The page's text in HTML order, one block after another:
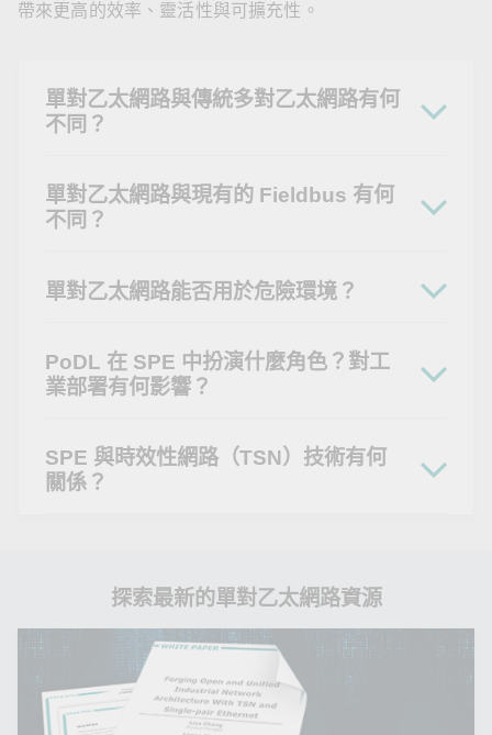
帶來更高的效率、靈活性與可擴充性。
單對乙太網路與傳統多對乙太網路有何
不同？
單對乙太網路與現有的 Fieldbus 有何
不同？
單對乙太網路能否用於危險環境？
PoDL 在 SPE 中扮演什麼角色？對工
業部署有何影響？
SPE 與時效性網路（TSN）技術有何
關係？
探索最新的單對乙太網路資源